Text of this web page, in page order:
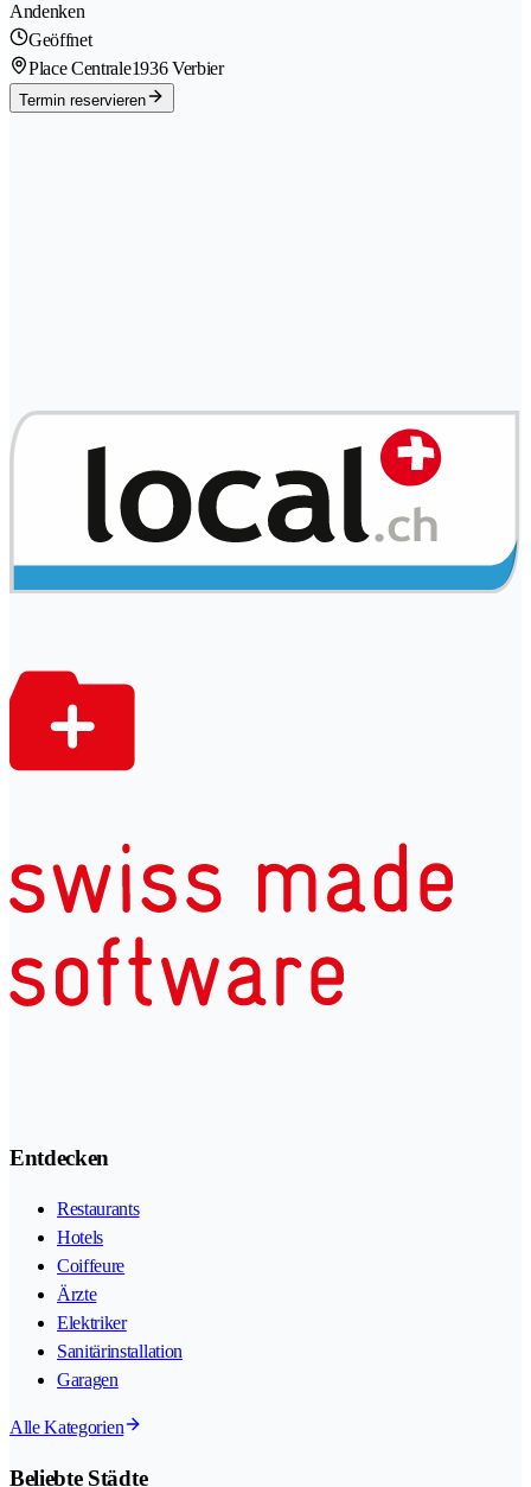
Andenken
Geöffnet
Place Centrale1936 Verbier
Termin reservieren
Entdecken
Restaurants
Hotels
Coiffeure
Ärzte
Elektriker
Sanitärinstallation
Garagen
Alle Kategorien
Beliebte Städte